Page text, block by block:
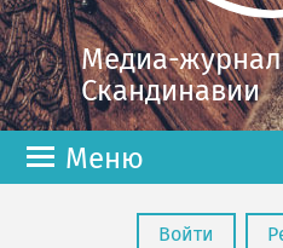
Медиа-
Скандинавии
Меню
Войти